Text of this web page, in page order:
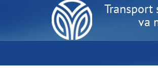
Transport
va